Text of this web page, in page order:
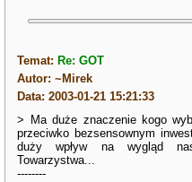
Temat: Re: GOT
Autor: ~Mirek
Data: 2003-01-21 15:21:33
> Ma duże znaczenie kogo
przeciwko bezsensownym
duży wpływ na wygląd
Towarzystwa...
--------